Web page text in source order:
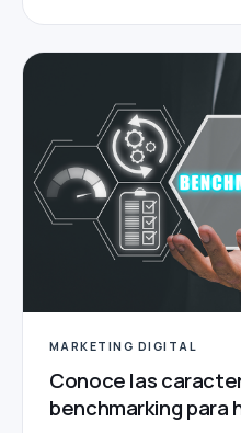
MARKETING DIGITAL
Conoce las
benchmarking